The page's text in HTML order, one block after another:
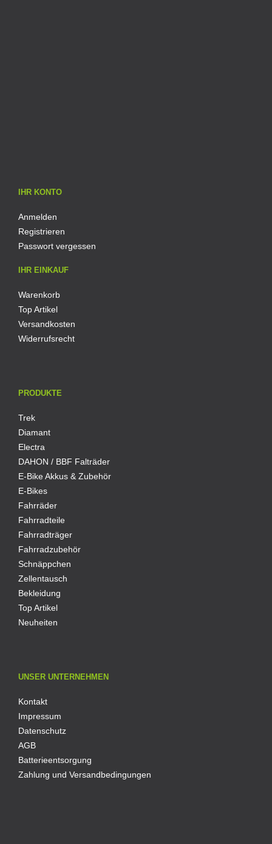
IHR KONTO
Anmelden
Registrieren
Passwort vergessen
IHR EINKAUF
Warenkorb
Top Artikel
Versandkosten
Widerrufsrecht
PRODUKTE
Trek
Diamant
Electra
DAHON / BBF Falträder
E-Bike Akkus & Zubehör
E-Bikes
Fahrräder
Fahrradteile
Fahrradträger
Fahrradzubehör
Schnäppchen
Zellentausch
Bekleidung
Top Artikel
Neuheiten
UNSER UNTERNEHMEN
Kontakt
Impressum
Datenschutz
AGB
Batterieentsorgung
Zahlung und Versandbedingungen